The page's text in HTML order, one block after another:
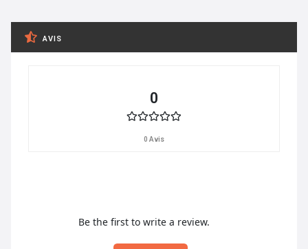
AVIS
0
0 Avis
Be the first to write a review.